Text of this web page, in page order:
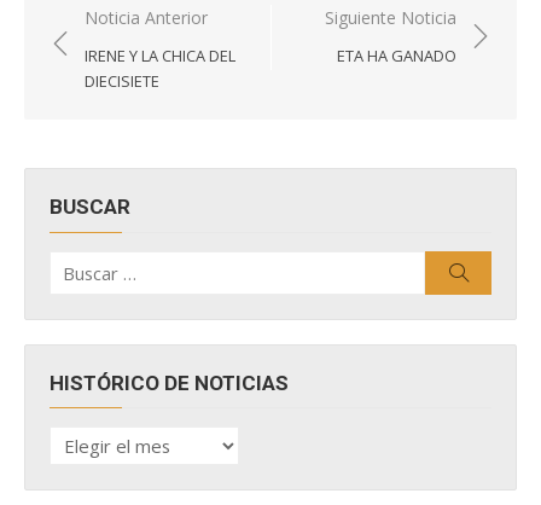
Navegación
de
entradas
Noticia Anterior
IRENE Y LA CHICA DEL
DIECISIETE
Siguiente Noticia
ETA HA GANADO
BUSCAR
por:
HISTÓRICO DE NOTICIAS
HISTÓRICO
DE